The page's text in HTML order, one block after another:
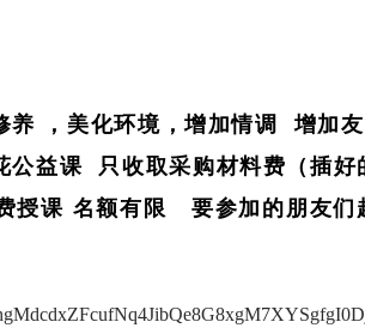
养 ，美化环境，增加情调 增加
公益课 只收取采购材料费（插好
授课 名额有限 要参加的朋友们